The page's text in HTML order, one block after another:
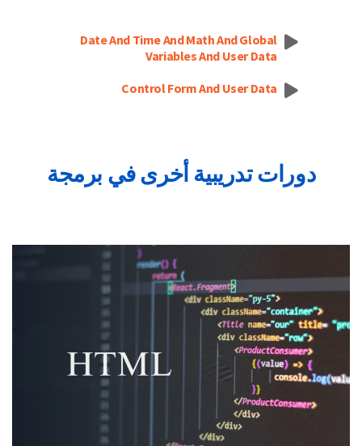
Date And Time And Math And Global
Variables And User Data
Control Form And User Data
دورات تدريبية أخرى في برمجة